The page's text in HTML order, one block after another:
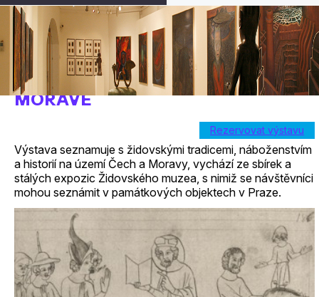
HISTORIE ŽIDŮ V ČECHÁCH A NA
MORAVĚ
Rezervovat výstavu
Výstava seznamuje s židovskými tradicemi, náboženstvím
a historií na území Čech a Moravy, vychází ze sbírek a
stálých expozic Židovského muzea, s nimiž se návštěvníci
mohou seznámit v památkových objektech v Praze.